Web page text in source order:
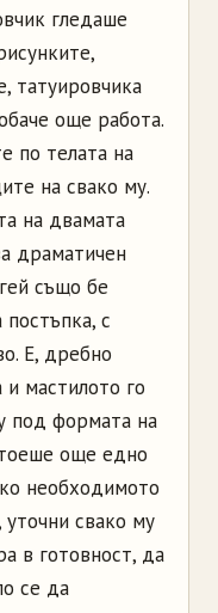
гледаше
татуировчика
още работа.
по телата на
на свако му.
на двамата
драматичен
също бе
постъпка, с
Е, дребно
и мастилото го
под формата на
още едно
необходимото
уточни свако му
в готовност, да
се да